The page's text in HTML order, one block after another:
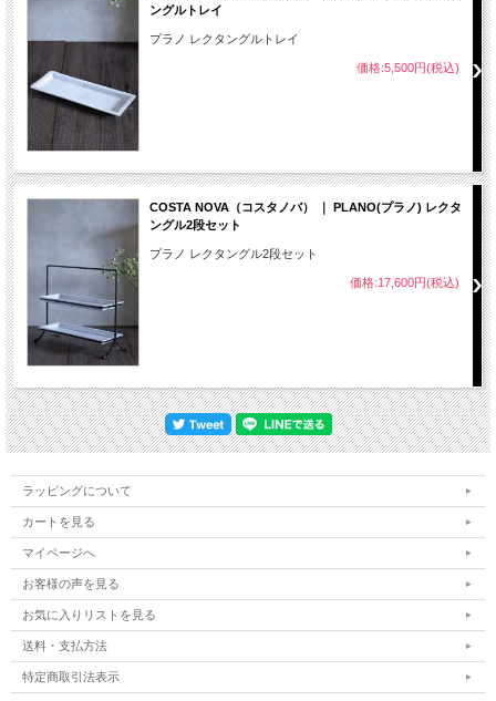
ングルトレイ
プラノ レクタングルトレイ
価格:5,500円(税込)
COSTA NOVA（コスタノバ） ｜ PLANO(プラノ) レクタ
ングル2段セット
プラノ レクタングル2段セット
価格:17,600円(税込)
ラッピングについて
カートを見る
マイページへ
お客様の声を見る
お気に入りリストを見る
送料・支払方法
特定商取引法表示